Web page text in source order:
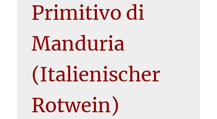
Primitivo di
Manduria
(Italienischer
Rotwein)